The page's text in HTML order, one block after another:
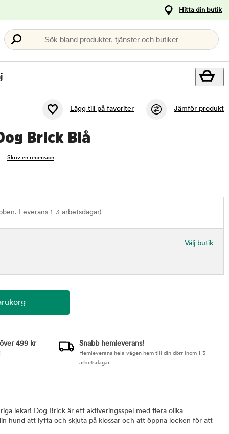
Hitta din butik
Sök bland produkter, tjänster och butiker
Lägg till på favoriter Jämför produkt
Brick Blå
Skriv en recension
Leverans 1-3 arbetsdagar)
Välj butik
499 kr Snabb hemleverans!
Hemleverans hela vägen hem till din dörr inom 1-3
arbetsdagar.
lekar! Dog Brick är ett aktiveringsspel med flera olika
hund att lyfta och skjuta på klossar och att öppna locken för att